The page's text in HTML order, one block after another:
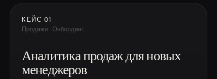
КЕЙС 01
Продажи · Онбординг
Аналитика продаж для новых
менеджеров